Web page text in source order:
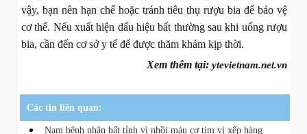
vậy, bạn nên hạn chế hoặc tránh tiêu thụ rượu bia để bảo vệ
cơ thể. Nếu xuất hiện dấu hiệu bất thường sau khi uống rượu
bia, cần đến cơ sở y tế để được thăm khám kịp thời.
Xem thêm tại: ytevietnam.net.vn
Các tin liên quan:
Nam bệnh nhân bất tỉnh vì nhồi máu cơ tim vì xếp hàng